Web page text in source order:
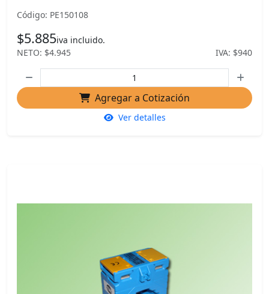
Código: PE150108
$5.885iva incluido.
NETO: $4.945
IVA: $940
Agregar a Cotización
Ver detalles